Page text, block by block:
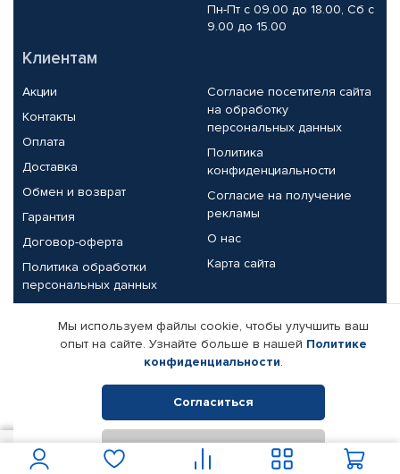
Пн-Пт с 09.00 до 18.00, Сб с
9.00 до 15.00
Клиентам
Акции
Контакты
Оплата
Доставка
Обмен и возврат
Гарантия
Договор-оферта
Политика обработки
персональных данных
Согласие посетителя сайта
на обработку
персональных данных
Политика
конфиденциальности
Согласие на получение
рекламы
О нас
Карта сайта
Партнерам
Корпоративным клиентам
Поставщикам
Реквизиты компании
© КАМАЗ ЦЕНТР ДОНЕЦК, 2015-2026. Все права защищены.
Интернет-магазин автомобильных товаров Автопрофи.
Мы используем файлы cookie, чтобы улучшить ваш
опыт на сайте. Узнайте больше в нашей Политике
конфиденциальности.
Согласиться
Отклонить
В корзину